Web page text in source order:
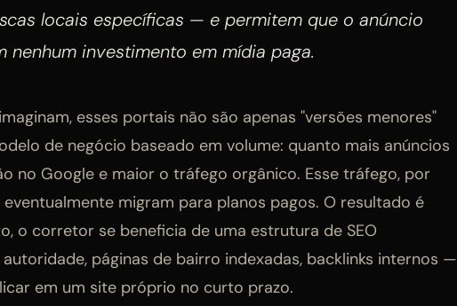
locais específicas — e permitem que o anúncio
nenhum investimento em mídia paga.
esses portais não são apenas "versões menores"
de negócio baseado em volume: quanto mais anúncios
no Google e maior o tráfego orgânico. Esse tráfego, por
migram para planos pagos. O resultado é
o corretor se beneficia de uma estrutura de SEO
páginas de bairro indexadas, backlinks internos —
em um site próprio no curto prazo.